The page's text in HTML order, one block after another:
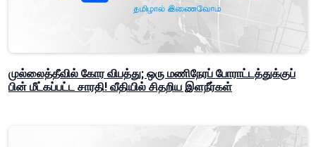
முல்லைத்தீவில் கோர விபத்து; ஒரு மணிநேரப் போராட்டத்துக்குப்
பின் மீட்கப்பட்ட சாரதி! வீதியில் சிதறிய இளநீர்கள்